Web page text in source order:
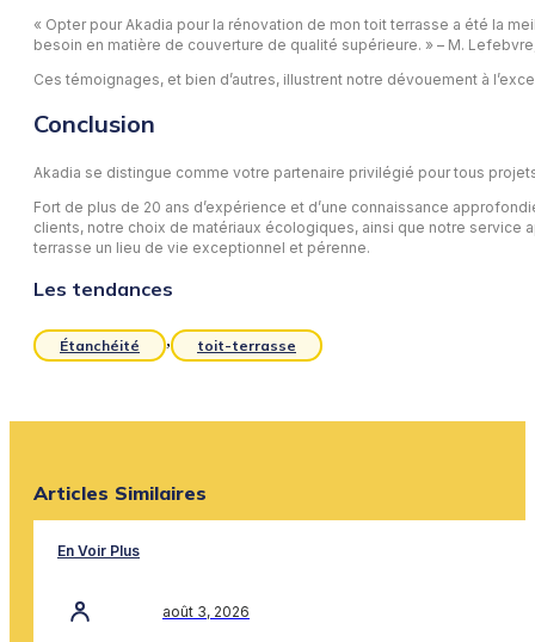
« Opter pour Akadia pour la rénovation de mon toit terrasse a été la
besoin en matière de couverture de qualité supérieure. » – M.
Ces témoignages, et bien d’autres, illustrent notre dévouement à
Conclusion
Akadia se distingue comme votre partenaire privilégié pour tous
Fort de plus de 20 ans d’expérience et d’une connaissance
clients, notre choix de matériaux écologiques, ainsi que notre
terrasse un lieu de vie exceptionnel et pérenne.
Les tendances
Étanchéité , toit-terrasse
Articles Similaires
En Voir Plus
août 3, 2026